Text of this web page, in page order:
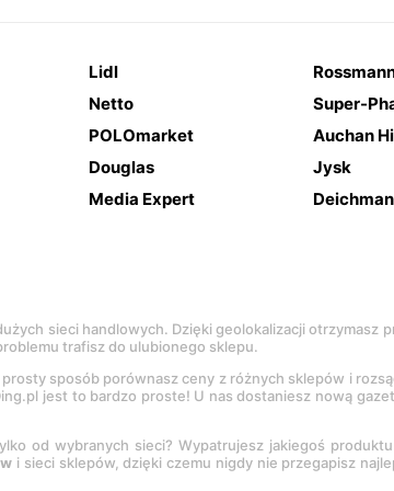
Lidl
Netto Super-
POLOmarket Auchan
Douglas Jysk
Media Expert
sieci handlowych. Dzięki geolokalizacji otrzymasz
trafisz do ulubionego sklepu.
prosty sposób porównasz ceny z różnych sklepów i
jest to bardzo proste! U nas dostaniesz nową
od wybranych sieci? Wypatrujesz jakiegoś
i sieci sklepów, dzięki czemu nigdy nie przegapisz